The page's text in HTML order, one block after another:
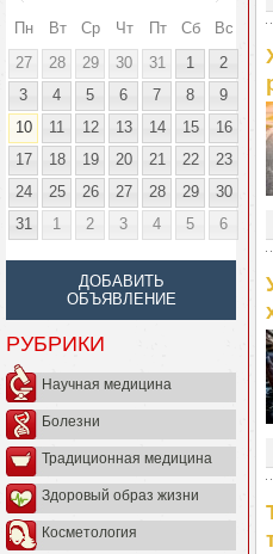
Пн Вт Ср Чт Пт Сб
Вс
27
28 29 30 31 1
2
3
4 5 6 7 8
9
10
11 12 13 14 15
16
17
18 19 20 21 22
23
24
25 26 27 28 29
30
31
1 2 3 4 5 6
ДОБАВИТЬ
ОБЪЯВЛЕНИЕ
РУБРИКИ
Научная медицина
Болезни
Традиционная медицина
Здоровый образ жизни
Косметология